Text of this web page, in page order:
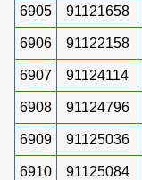
6905 91121658
6906 91122158
6907 91124114
6908 91124796
6909 91125036
6910 91125084